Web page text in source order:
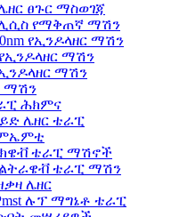
ፀጉር ማስወገጃ
የማቅጠኛ ማሽን
የኢንዶላዘር ማሽን
የኢንዶላዘር ማሽን
ማሽን
ማሽን
ሕክምና
ሌዘር ቴራፒ
ቴራፒ ማሽኖች
ቴራፒ ማሽን
ሌዘር
ሉፕ ማግኔቶ ቴራፒ